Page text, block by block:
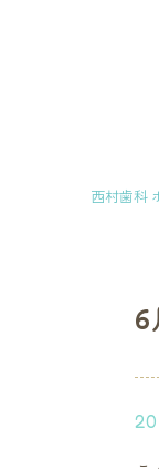
西村歯科
6